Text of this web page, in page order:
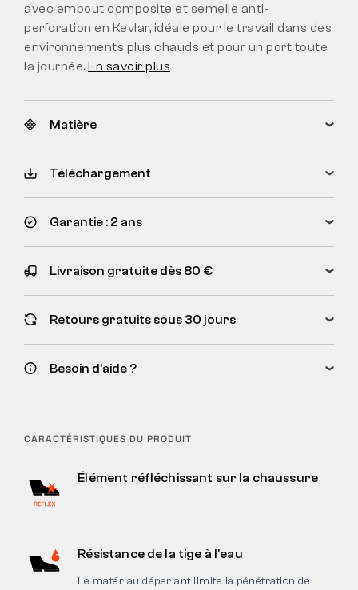
avec embout composite et semelle anti-
perforation en Kevlar, idéale pour le travail dans des
environnements plus chauds et pour un port toute
la journée. En savoir plus
Matière
Téléchargement
Garantie : 2 ans
Livraison gratuite dès 80 €
Retours gratuits sous 30 jours
Besoin d’aide ?
CARACTÉRISTIQUES DU PRODUIT
Élément réfléchissant sur la chaussure
Résistance de la tige à l'eau
Le matériau déperlant limite la pénétration de